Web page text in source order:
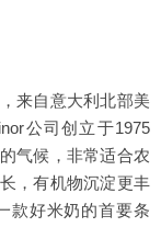
来自意大利北部美
公司创立于1975
气候，非常适合农
，有机物沉淀更丰
款好米奶的首要条